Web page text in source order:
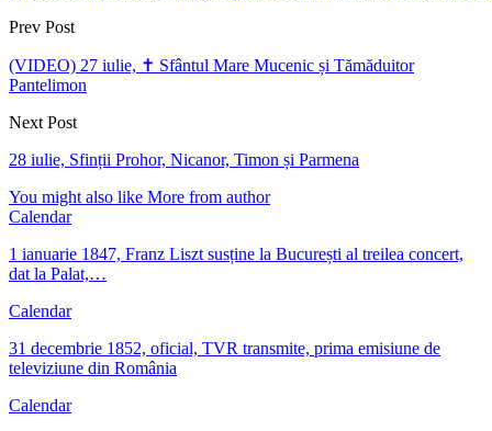
Prev Post
(VIDEO) 27 iulie, ✝ Sfântul Mare Mucenic și Tămăduitor
Pantelimon
Next Post
28 iulie, Sfinții Prohor, Nicanor, Timon și Parmena
You might also like More from author
Calendar
1 ianuarie 1847, Franz Liszt susține la București al treilea concert,
dat la Palat,…
Calendar
31 decembrie 1852, oficial, TVR transmite, prima emisiune de
televiziune din România
Calendar